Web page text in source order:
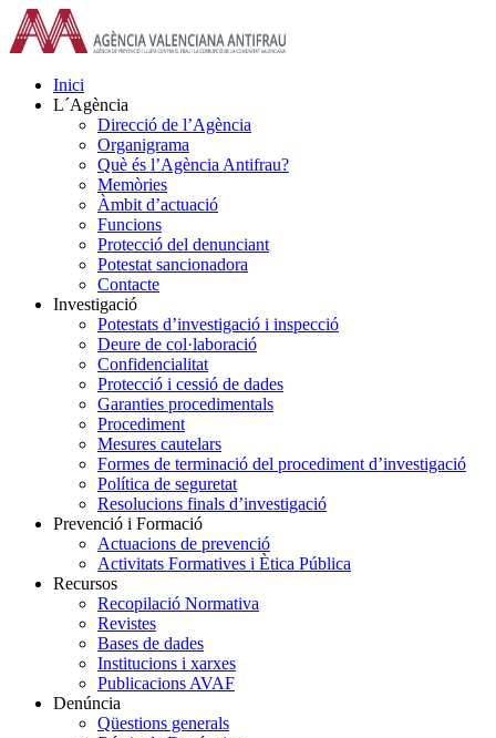
Skip
to
content
Inici
L´Agència
Direcció de l’Agència
Organigrama
Què és l’Agència Antifrau?
Memòries
Àmbit d’actuació
Funcions
Protecció del denunciant
Potestat sancionadora
Contacte
Investigació
Potestats d’investigació i inspecció
Deure de col·laboració
Confidencialitat
Protecció i cessió de dades
Garanties procedimentals
Procediment
Mesures cautelars
Formes de terminació del procediment d’investigació
Política de seguretat
Resolucions finals d’investigació
Prevenció i Formació
Actuacions de prevenció
Activitats Formatives i Ètica Pública
Recursos
Recopilació Normativa
Revistes
Bases de dades
Institucions i xarxes
Publicacions AVAF
Denúncia
Qüestions generals